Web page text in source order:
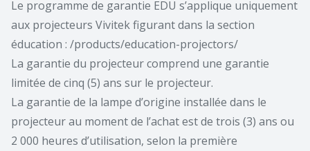
Le programme de garantie EDU s’applique uniquement
aux projecteurs Vivitek figurant dans la section
éducation : /products/education-projectors/
La garantie du projecteur comprend une garantie
limitée de cinq (5) ans sur le projecteur.
La garantie de la lampe d’origine installée dans le
projecteur au moment de l’achat est de trois (3) ans ou
2 000 heures d’utilisation, selon la première